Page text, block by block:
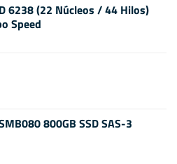
6238 (22 Núcleos / 44 Hilos)
Speed
800GB SSD SAS-3